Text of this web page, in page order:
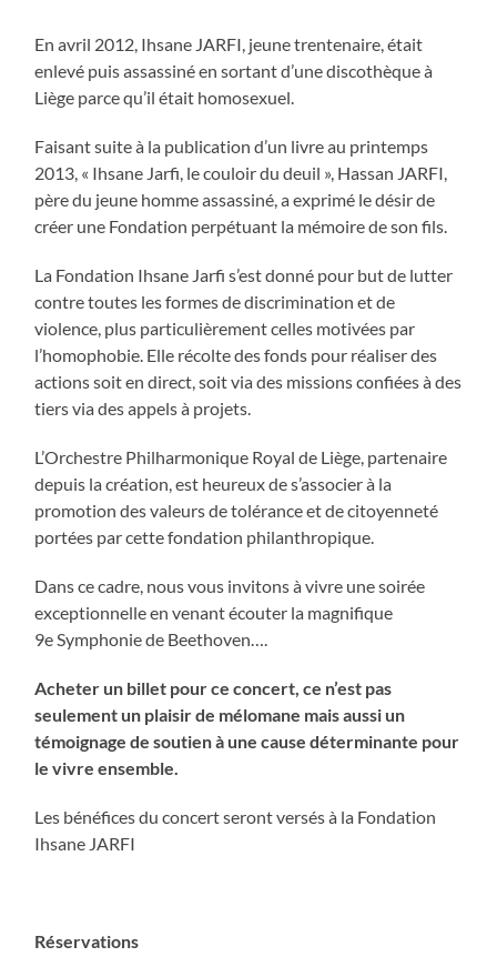
En avril 2012, Ihsane JARFI, jeune trentenaire, était
enlevé puis assassiné en sortant d’une discothèque à
Liège parce qu’il était homosexuel.
Faisant suite à la publication d’un livre au printemps
2013, « Ihsane Jarfi, le couloir du deuil », Hassan JARFI,
père du jeune homme assassiné, a exprimé le désir de
créer une Fondation perpétuant la mémoire de son fils.
La Fondation Ihsane Jarfi s’est donné pour but de lutter
contre toutes les formes de discrimination et de
violence, plus particulièrement celles motivées par
l’homophobie. Elle récolte des fonds pour réaliser des
actions soit en direct, soit via des missions confiées à des
tiers via des appels à projets.
L’Orchestre Philharmonique Royal de Liège, partenaire
depuis la création, est heureux de s’associer à la
promotion des valeurs de tolérance et de citoyenneté
portées par cette fondation philanthropique.
Dans ce cadre, nous vous invitons à vivre une soirée
exceptionnelle en venant écouter la magnifique
9e Symphonie de Beethoven….
Acheter un billet pour ce concert, ce n’est pas
seulement un plaisir de mélomane mais aussi un
témoignage de soutien à une cause déterminante pour
le vivre ensemble.
Les bénéfices du concert seront versés à la Fondation
Ihsane JARFI
Réservations